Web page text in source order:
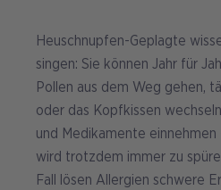
Heuschnupfen-Geplagte
singen: Sie können Jahr für
Pollen aus dem Weg gehen,
oder das Kopfkissen
und Medikamente
wird trotzdem immer zu
Fall lösen Allergien schwere